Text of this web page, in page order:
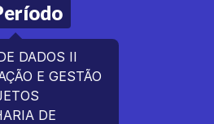
DADOS II
E GESTÃO
DE